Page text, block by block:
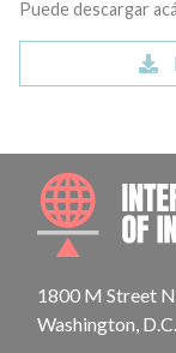
Puede descargar
1800 M Street
Washington,